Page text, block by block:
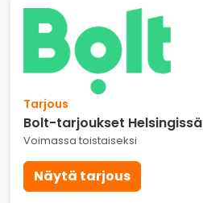
Tarjous
Bolt-tarjoukset Helsingissä
Voimassa toistaiseksi
Näytä tarjous